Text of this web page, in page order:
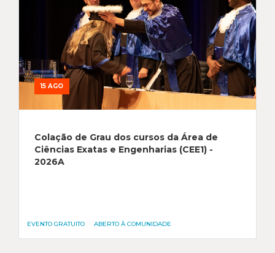
15 AGO
Colação de Grau dos cursos da Área de
Ciências Exatas e Engenharias (CEE1) -
2026A
EVENTO GRATUITO ABERTO À COMUNIDADE